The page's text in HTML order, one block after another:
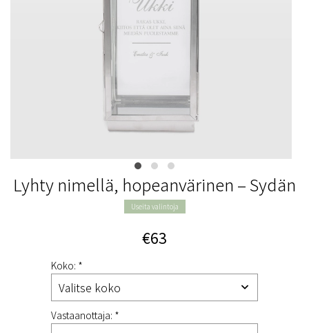
Lyhty nimellä, hopeanvärinen – Sydän
Useita valintoja
€63
Koko: *
Vastaanottaja: *